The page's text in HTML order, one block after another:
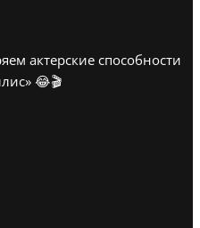
актерские способности
😂🎬